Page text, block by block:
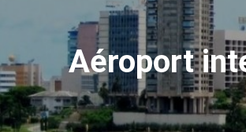
Aéroport